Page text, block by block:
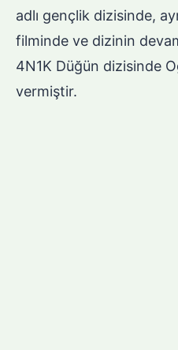
adlı gençlik dizisinde,
filminde ve dizinin
4N1K Düğün dizisinde
vermiştir.